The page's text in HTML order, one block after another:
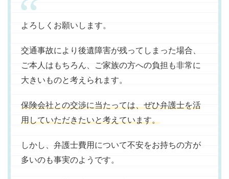
よろしくお願いします。
交通事故により後遺障害が残ってしまった場合、
ご本人はもちろん、ご家族の方への負担も非常に
大きいものと考えられます。
保険会社との交渉に当たっては、ぜひ弁護士を活
用していただきたいと考えています。
しかし、弁護士費用について不安をお持ちの方が
多いのも事実のようです。